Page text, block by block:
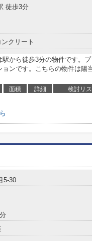
徒歩3分
クリート
から徒歩3分の物件です。
ンです。こちらの物件は陽
面積 詳細 検討リス
5-30